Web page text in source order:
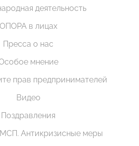
деятельность
ОПОРА в лицах
Пресса о нас
мнение
прав предпринимателей
Видео
Поздравления
Антикризисные меры